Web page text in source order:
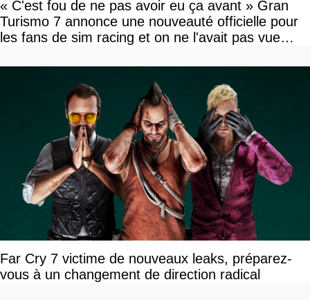
« C'est fou de ne pas avoir eu ça avant » Gran
Turismo 7 annonce une nouveauté officielle pour
les fans de sim racing et on ne l'avait pas vue
Far Cry 7 victime de nouveaux leaks, préparez-
vous à un changement de direction radical